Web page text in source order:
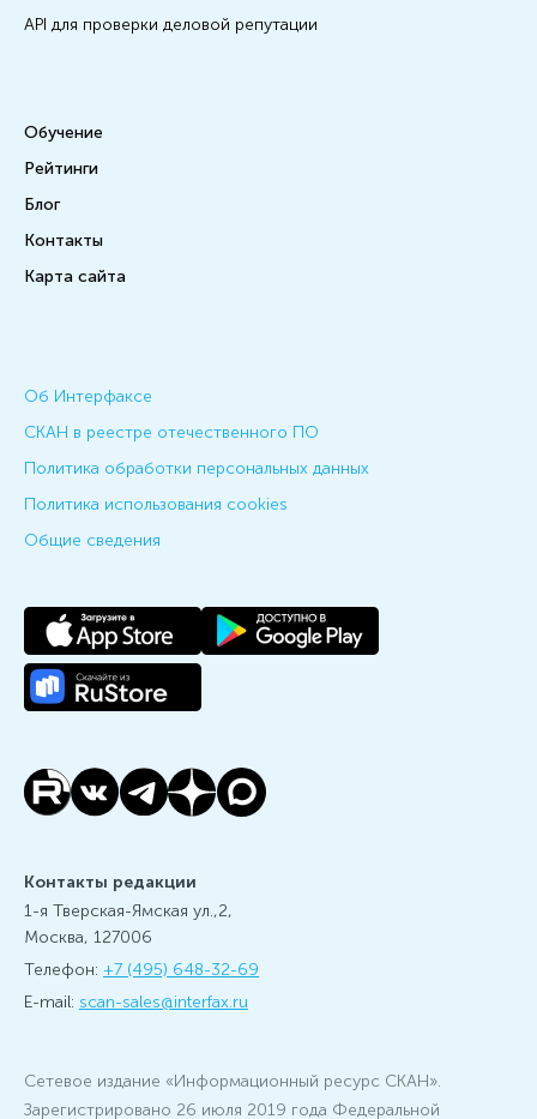
API для проверки деловой репутации
Обучение
Рейтинги
Блог
Контакты
Карта сайта
Об Интерфаксе
СКАН в реестре отечественного ПО
Политика обработки персональных данных
Политика использования cookies
Общие сведения
Сетевое издание «Информационный ресурс СКАН».
Зарегистрировано 26 июля 2019 года Федеральной
Контакты редакции
1-я Тверская-Ямская ул.,2,
Москва, 127006
Телефон: +7 (495) 648-32-69
E-mail: scan-sales@interfax.ru